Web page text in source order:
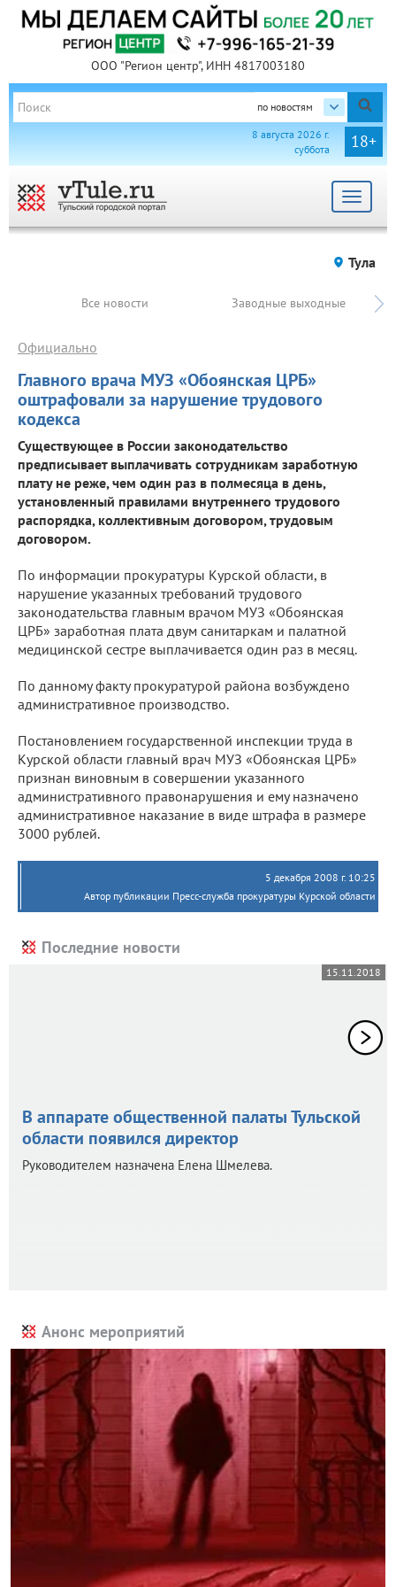
ООО "Регион центр", ИНН 4817003180
по новостям
18+
8 августа 2026 г.
суббота
Toggle
Тула
Все новости Заводные выходные
Главного врача МУЗ «Обоянская ЦРБ»
оштрафовали за нарушение трудового
кодекса
Официально
Существующее в России законодательство
предписывает выплачивать сотрудникам заработную
плату не реже, чем один раз в полмесяца в день,
установленный правилами внутреннего трудового
распорядка, коллективным договором, трудовым
договором.
По информации прокуратуры Курской области, в
нарушение указанных требований трудового
законодательства главным врачом МУЗ «Обоянская
ЦРБ» заработная плата двум санитаркам и палатной
медицинской сестре выплачивается один раз в месяц.
По данному факту прокуратурой района возбуждено
административное производство.
Постановлением государственной инспекции труда в
Курской области главный врач МУЗ «Обоянская ЦРБ»
признан виновным в совершении указанного
административного правонарушения и ему назначено
административное наказание в виде штрафа в размере
3000 рублей.
5 декабря 2008 г. 10:25
Автор публикации Пресс-служба прокуратуры Курской области
Последние новости
15.11.2018
В аппарате общественной палаты Тульской
области появился директор
Руководителем назначена Елена Шмелева.
Анонс мероприятий